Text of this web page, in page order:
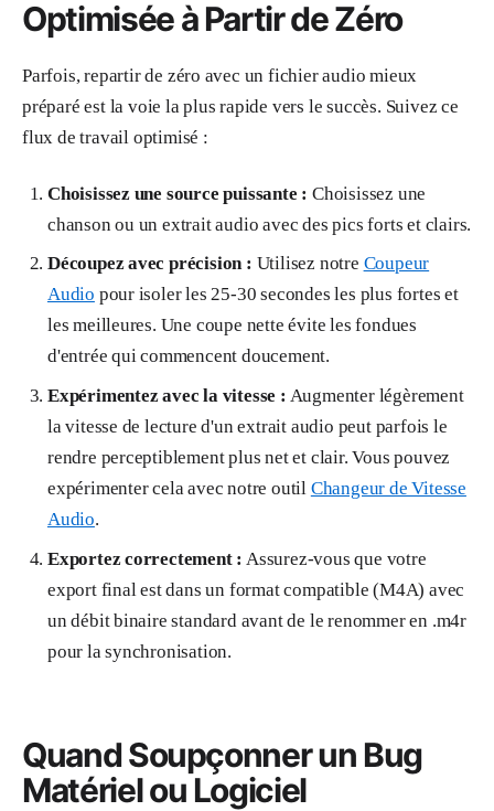
Optimisée à Partir de Zéro
Parfois, repartir de zéro avec un fichier audio mieux
préparé est la voie la plus rapide vers le succès. Suivez ce
flux de travail optimisé :
Choisissez une source puissante : Choisissez une
chanson ou un extrait audio avec des pics forts et clairs.
Découpez avec précision : Utilisez notre Coupeur
Audio pour isoler les 25-30 secondes les plus fortes et
les meilleures. Une coupe nette évite les fondues
d'entrée qui commencent doucement.
Expérimentez avec la vitesse : Augmenter légèrement
la vitesse de lecture d'un extrait audio peut parfois le
rendre perceptiblement plus net et clair. Vous pouvez
expérimenter cela avec notre outil Changeur de Vitesse
Audio.
Exportez correctement : Assurez-vous que votre
export final est dans un format compatible (M4A) avec
un débit binaire standard avant de le renommer en .m4r
pour la synchronisation.
Quand Soupçonner un Bug
Matériel ou Logiciel